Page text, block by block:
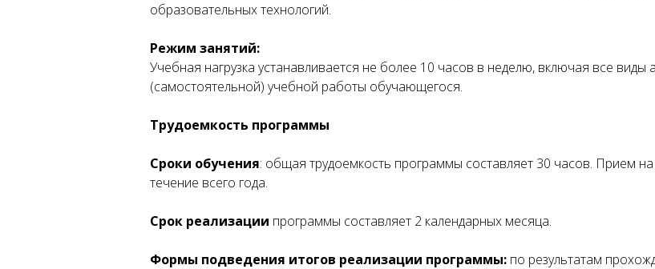
образовательных технологий.
Режим занятий:
Учебная нагрузка устанавливается не более 10 часов в неделю, включая все виды
(самостоятельной) учебной работы обучающегося.
Трудоемкость программы
Сроки обучения: общая трудоемкость программы составляет 30 часов. Прием
течение всего года.
Срок реализации программы составляет 2 календарных месяца.
Формы подведения итогов реализации программы: по результатам